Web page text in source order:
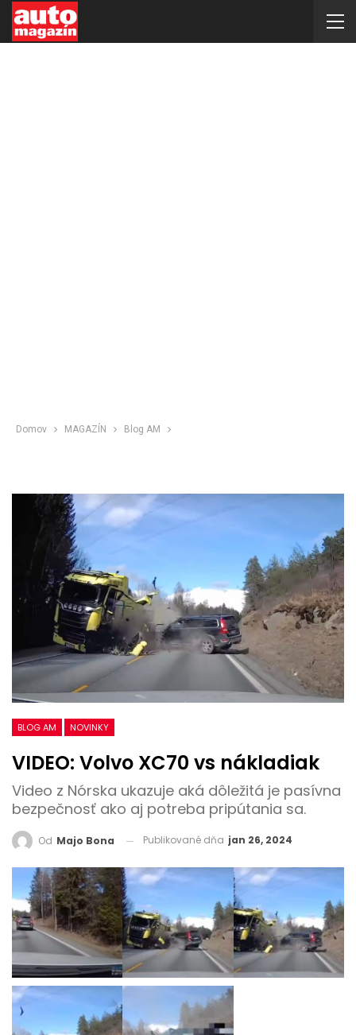
Domov MAGAZÍN Blog AM
BLOG AM NOVINKY
VIDEO: Volvo XC70 vs nákladiak
Video z Nórska ukazuje aká dôležitá je pasívna
bezpečnosť ako aj potreba pripútania sa.
Od Majo Bona Publikované dňa jan 26, 2024